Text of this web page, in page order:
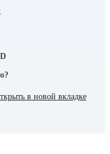
в новой вкладке